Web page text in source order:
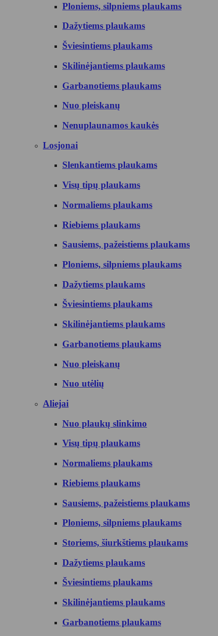
Ploniems, silpniems plaukams
Dažytiems plaukams
Šviesintiems plaukams
Skilinėjantiems plaukams
Garbanotiems plaukams
Nuo pleiskanų
Nenuplaunamos kaukės
Losjonai
Slenkantiems plaukams
Visų tipų plaukams
Normaliems plaukams
Riebiems plaukams
Sausiems, pažeistiems plaukams
Ploniems, silpniems plaukams
Dažytiems plaukams
Šviesintiems plaukams
Skilinėjantiems plaukams
Garbanotiems plaukams
Nuo pleiskanų
Nuo utėlių
Aliejai
Nuo plaukų slinkimo
Visų tipų plaukams
Normaliems plaukams
Riebiems plaukams
Sausiems, pažeistiems plaukams
Ploniems, silpniems plaukams
Storiems, šiurkštiems plaukams
Dažytiems plaukams
Šviesintiems plaukams
Skilinėjantiems plaukams
Garbanotiems plaukams